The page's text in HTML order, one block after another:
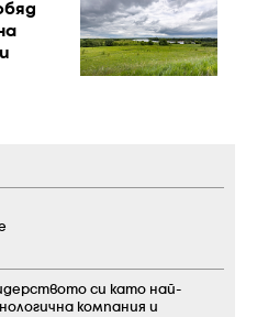
си като най-
компания и